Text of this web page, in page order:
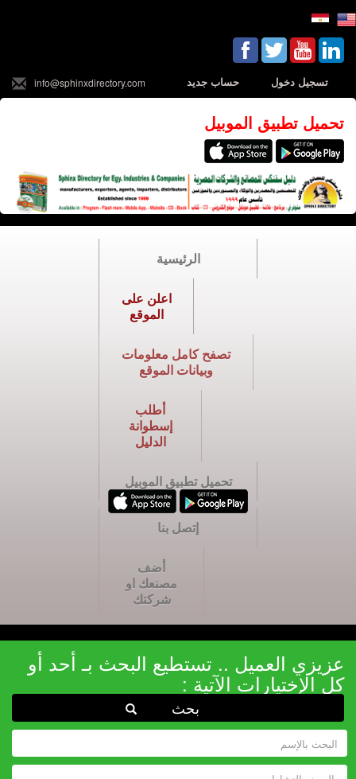
تسجيل دخول حساب جديد info@sphinxdirectory.com
تحميل تطبيق الموبيل
الرئيسية
اعلن على
الموقع
تصفح كامل معلومات
وبيانات الموقع
أطلب
إسطوانة
الدليل
تحميل تطبيق الموبيل
إتصل بنا
أضف
مصنعك او
شركتك
عزيزي العميل .. تستطيع البحث بـ أحد أو
كل الإختيارات الآتية :